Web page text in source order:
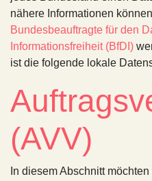
nähere Informationen
Bundesbeauftragte für den
Informationsfreiheit (BfDI)
ist die folgende lokale
(AVV)
In diesem Abschnitt